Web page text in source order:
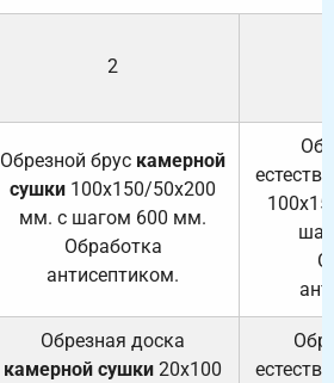
2
Обрезной брус камерной
сушки 100х150/50х200
мм. с шагом 600 мм.
Обработка
антисептиком.
Обрезная доска
камерной сушки 20х100